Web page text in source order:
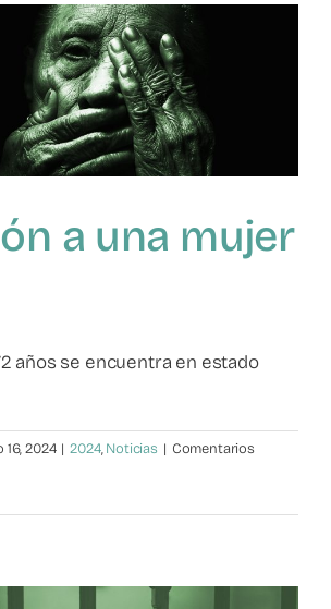
parental
a una mujer
años se encuentra en estado
2024 | 2024,Noticias | Comentarios